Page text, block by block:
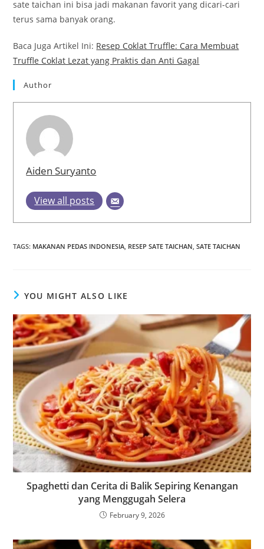
sate taichan ini bisa jadi makanan favorit yang dicari-cari
terus sama banyak orang.
Baca Juga Artikel Ini: Resep Coklat Truffle: Cara Membuat
Truffle Coklat Lezat yang Praktis dan Anti Gagal
Author
Aiden Suryanto
View all posts
TAGS: MAKANAN PEDAS INDONESIA RESEP SATE TAICHAN SATE TAICHAN
YOU MIGHT ALSO LIKE
Spaghetti dan Cerita di Balik Sepiring Kenangan
yang Menggugah Selera
February 9, 2026